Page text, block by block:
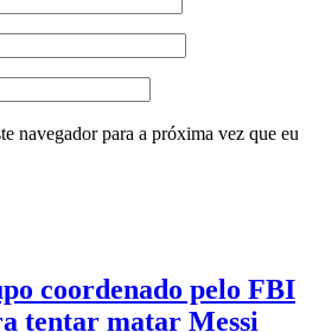
navegador para a próxima vez que eu
coordenado pelo FBI
tentar matar Messi